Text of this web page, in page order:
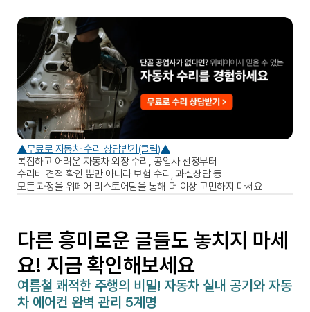
▲무료로 자동차 수리 상담받기(클릭)▲
복잡하고 어려운 자동차 외장 수리, 공업사 선정부터
수리비 견적 확인 뿐만 아니라 보험 수리, 과실상담 등
모든 과정을 위페어 리스토어팀을 통해 더 이상 고민하지 마세요!
다른 흥미로운 글들도 놓치지 마세
요! 지금 확인해보세요
여름철 쾌적한 주행의 비밀! 자동차 실내 공기와 자동
차 에어컨 완벽 관리 5계명